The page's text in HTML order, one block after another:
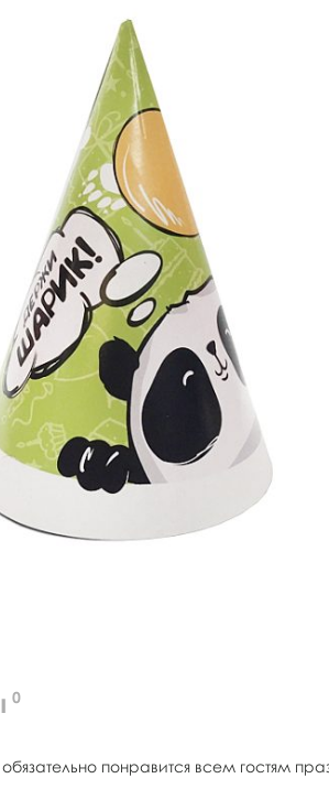
0
понравится всем гостям